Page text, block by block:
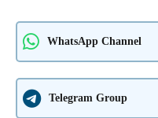
WhatsApp Channel
Telegram Group